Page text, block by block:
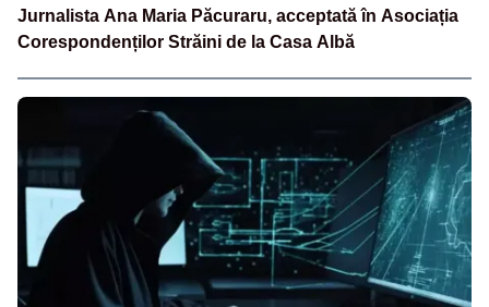
Jurnalista Ana Maria Păcuraru, acceptată în Asociația
Corespondenților Străini de la Casa Albă